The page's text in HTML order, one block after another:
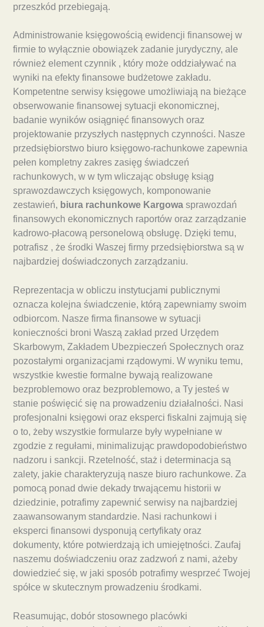
przeszkód przebiegają.
Administrowanie księgowością ewidencji finansowej w
firmie to wyłącznie obowiązek zadanie jurydyczny, ale
również element czynnik , który może oddziaływać na
wyniki na efekty finansowe budżetowe zakładu.
Kompetentne serwisy księgowe umożliwiają na bieżące
obserwowanie finansowej sytuacji ekonomicznej,
badanie wyników osiągnięć finansowych oraz
projektowanie przyszłych następnych czynności. Nasze
przedsiębiorstwo biuro księgowo-rachunkowe zapewnia
pełen kompletny zakres zasięg świadczeń
rachunkowych, w w tym wliczając obsługę ksiąg
sprawozdawczych księgowych, komponowanie
zestawień, biura rachunkowe Kargowa sprawozdań
finansowych ekonomicznych raportów oraz zarządzanie
kadrowo-płacową personelową obsługę. Dzięki temu,
potrafisz , że środki Waszej firmy przedsiębiorstwa są w
najbardziej doświadczonych zarządzaniu.
Reprezentacja w obliczu instytucjami publicznymi
oznacza kolejna świadczenie, którą zapewniamy swoim
odbiorcom. Nasze firma finansowe w sytuacji
konieczności broni Waszą zakład przed Urzędem
Skarbowym, Zakładem Ubezpieczeń Społecznych oraz
pozostałymi organizacjami rządowymi. W wyniku temu,
wszystkie kwestie formalne bywają realizowane
bezproblemowo oraz bezproblemowo, a Ty jesteś w
stanie poświęcić się na prowadzeniu działalności. Nasi
profesjonalni księgowi oraz eksperci fiskalni zajmują się
o to, żeby wszystkie formularze były wypełniane w
zgodzie z regułami, minimalizując prawdopodobieństwo
nadzoru i sankcji. Rzetelność, staż i determinacja są
zalety, jakie charakteryzują nasze biuro rachunkowe. Za
pomocą ponad dwie dekady trwającemu historii w
dziedzinie, potrafimy zapewnić serwisy na najbardziej
zaawansowanym standardzie. Nasi rachunkowi i
eksperci finansowi dysponują certyfikaty oraz
dokumenty, które potwierdzają ich umiejętności. Zaufaj
naszemu doświadczeniu oraz zadzwoń z nami, ażeby
dowiedzieć się, w jaki sposób potrafimy wesprzeć Twojej
spółce w skutecznym prowadzeniu środkami.
Reasumując, dobór stosownego placówki